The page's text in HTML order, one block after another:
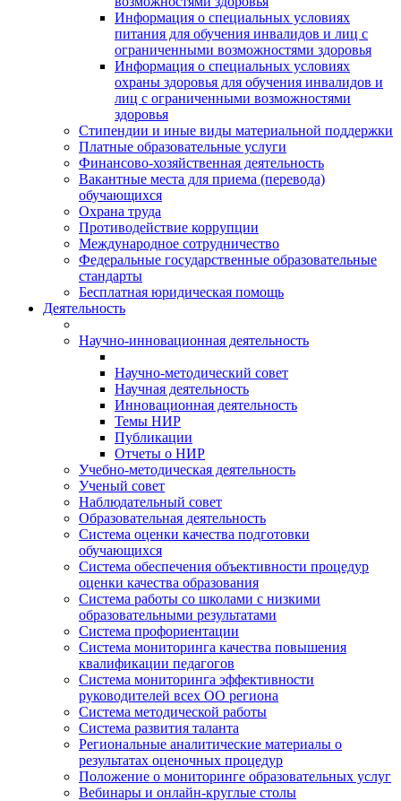
Информация о специальных условиях
питания для обучения инвалидов и лиц с
ограниченными возможностями здоровья
Информация о специальных условиях
охраны здоровья для обучения инвалидов и
лиц с ограниченными возможностями
здоровья
Стипендии и иные виды материальной поддержки
Платные образовательные услуги
Финансово-хозяйственная деятельность
Вакантные места для приема (перевода)
обучающихся
Охрана труда
Противодействие коррупции
Международное сотрудничество
Федеральные государственные образовательные
стандарты
Бесплатная юридическая помощь
Деятельность
Научно-инновационная деятельность
Научно-методический совет
Научная деятельность
Инновационная деятельность
Темы НИР
Публикации
Отчеты о НИР
Учебно-методическая деятельность
Ученый совет
Наблюдательный совет
Образовательная деятельность
Система оценки качества подготовки
обучающихся
Система обеспечения объективности процедур
оценки качества образования
Система работы со школами с низкими
образовательными результатами
Система профориентации
Система мониторинга качества повышения
квалификации педагогов
Система мониторинга эффективности
руководителей всех ОО региона
Система методической работы
Система развития таланта
Региональные аналитические материалы о
результатах оценочных процедур
Положение о мониторинге образовательных услуг
Вебинары и онлайн-круглые столы